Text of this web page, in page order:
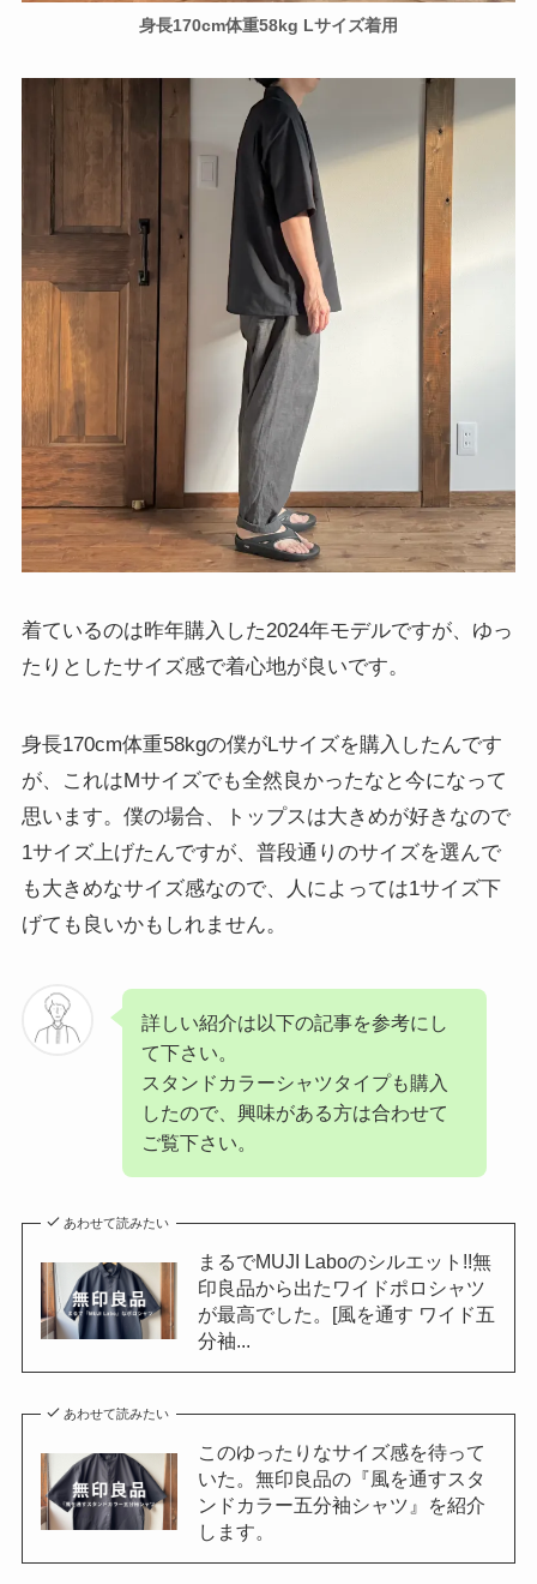
身長170cm体重58kg Lサイズ着用
着ているのは昨年購入した2024年モデルですが、ゆっ
たりとしたサイズ感で着心地が良いです。
身長170cm体重58kgの僕がLサイズを購入したんです
が、これはMサイズでも全然良かったなと今になって
思います。僕の場合、トップスは大きめが好きなので
1サイズ上げたんですが、普段通りのサイズを選んで
も大きめなサイズ感なので、人によっては1サイズ下
げても良いかもしれません。
詳しい紹介は以下の記事を参考にし
て下さい。
スタンドカラーシャツタイプも購入
したので、興味がある方は合わせて
ご覧下さい。
あわせて読みたい
まるでMUJI Laboのシルエット!!無
印良品から出たワイドポロシャツ
が最高でした。[風を通す ワイド五
分袖...
あわせて読みたい
このゆったりなサイズ感を待って
いた。無印良品の『風を通すスタ
ンドカラー五分袖シャツ』を紹介
します。